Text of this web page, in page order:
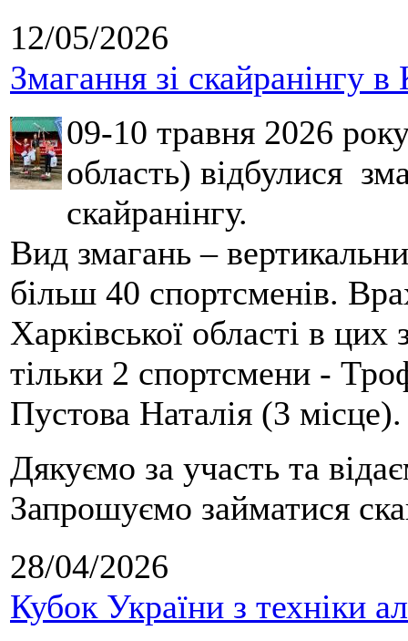
12/05/2026
Змагання зі скайранінгу в
09-10 травня 2026
область) відбулися
скайранінгу.
Вид змагань –
більш 40 спортсменів.
Харківської області в
тільки 2 спортсмени -
Пустова Наталія (3 місце).
Дякуємо за участь та
Запрошуємо займатися
28/04/2026
Кубок України з техніки